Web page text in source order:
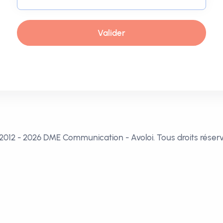
Valider
- 2026 DME Communication - Avoloi. Tous droits